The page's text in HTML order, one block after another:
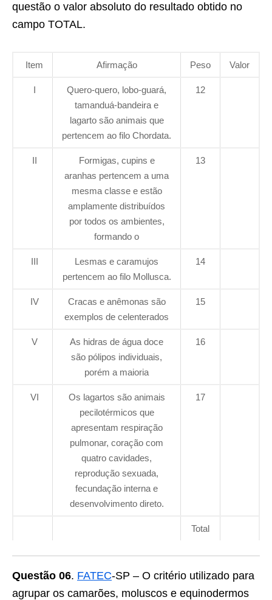
questão o valor absoluto do resultado obtido no
campo TOTAL.
Item Afirmação Peso Valor
I
Quero-quero, lobo-guará,
tamanduá-bandeira e
lagarto são animais que
pertencem ao filo Chordata.
12
II
Formigas, cupins e
aranhas pertencem a uma
mesma classe e estão
amplamente distribuídos
por todos os ambientes,
formando o
13
III
Lesmas e caramujos
pertencem ao filo Mollusca.
14
IV
Cracas e anêmonas são
exemplos de celenterados
15
V
As hidras de água doce
são pólipos individuais,
porém a maioria
16
VI
Os lagartos são animais
pecilotérmicos que
apresentam respiração
pulmonar, coração com
quatro cavidades,
reprodução sexuada,
fecundação interna e
desenvolvimento direto.
17
Total
Questão 06. FATEC-SP – O critério utilizado para
agrupar os camarões, moluscos e equinodermos